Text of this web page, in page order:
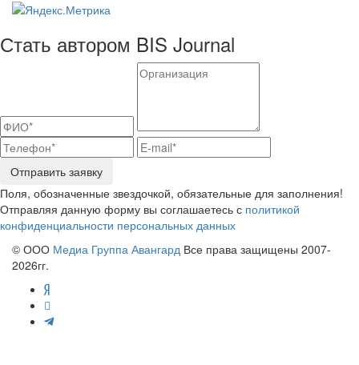
Стать автором BIS Journal
Отправить заявку
Поля, обозначенные звездочкой, обязательные для заполнения!
Отправляя данную форму вы соглашаетесь с политикой
конфиденциальности персональных данных
© ООО Медиа Группа Авангард Все права защищены 2007-
2026гг.